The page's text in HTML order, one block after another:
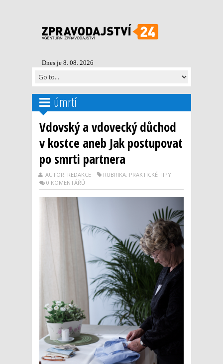
Dnes je 8. 08. 2026
úmrtí
Vdovský a vdovecký důchod
v kostce aneb Jak postupovat
po smrti partnera
AUTOR: REDAKCE
RUBRIKA: PRAKTICKÉ TIPY
0 KOMENTÁŘŮ